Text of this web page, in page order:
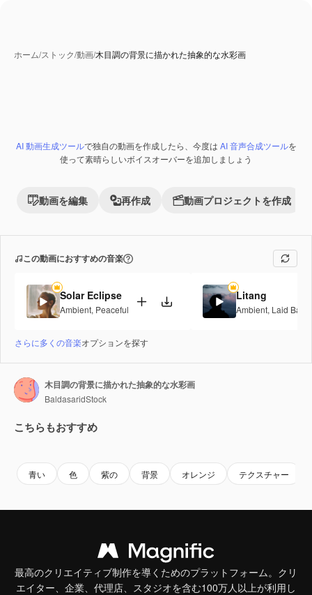
ホーム/ストック/動画/木目調の背景に描かれた抽象的な水彩画
AI 動画生成ツールで独自の動画を作成したら、今度は AI 音声合成ツールを
使って素晴らしいボイスオーバーを追加しましょう
動画を編集 再作成 動画プロジェクトを作成
この動画におすすめの音楽
Solar Eclipse
Ambient, Peaceful
Litang
Ambient, Laid Back
さらに多くの音楽オプションを探す
木目調の背景に描かれた抽象的な水彩画
BaldasaridStock
こちらもおすすめ
青い 色 紫の 背景 オレンジ テクスチャー
最高のクリエイティブ制作を導くためのプラットフォーム。クリ
エイター、企業、代理店、スタジオを含む100万人以上が利用し